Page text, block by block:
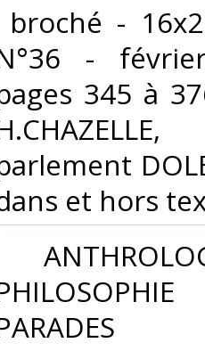
broché -
-
345 à
et hors